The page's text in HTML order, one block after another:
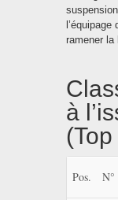
ramener la
à
Pos. N°